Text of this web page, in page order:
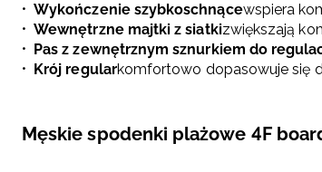
Wykończenie szybkoschnącewspiera
Wewnętrzne majtki z siatkizwiększają
Pas z zewnętrznym sznurkiem do
Krój regularkomfortowo dopasowuje się
Męskie spodenki plażowe 4F